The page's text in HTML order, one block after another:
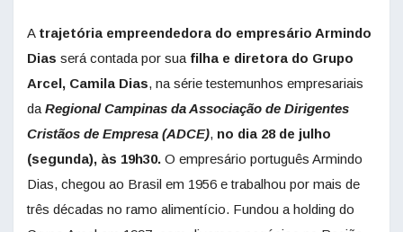
A trajetória empreendedora do empresário Armindo
Dias será contada por sua filha e diretora do Grupo
Arcel, Camila Dias, na série testemunhos empresariais
da Regional Campinas da Associação de Dirigentes
Cristãos de Empresa (ADCE), no dia 28 de julho
(segunda), às 19h30. O empresário português Armindo
Dias, chegou ao Brasil em 1956 e trabalhou por mais de
três décadas no ramo alimentício. Fundou a holding do